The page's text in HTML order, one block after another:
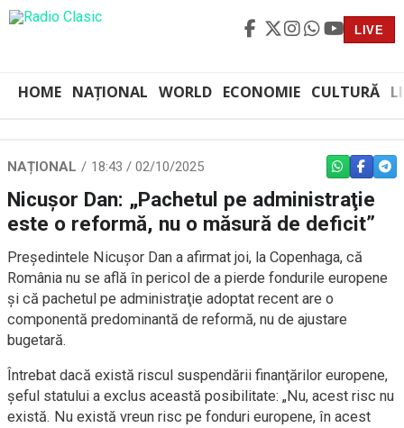
LIVE
HOME NAȚIONAL WORLD ECONOMIE CULTURĂ
NAȚIONAL 18:43 / 02/10/2025 WHATSAPP
Nicuşor Dan: „Pachetul pe administraţie
este o reformă, nu o măsură de deficit”
Preşedintele Nicuşor Dan a afirmat joi, la Copenhaga, că
România nu se află în pericol de a pierde fondurile europene
şi că pachetul pe administraţie adoptat recent are o
componentă predominantă de reformă, nu de ajustare
bugetară.
Întrebat dacă există riscul suspendării finanţărilor europene,
şeful statului a exclus această posibilitate: „Nu, acest risc nu
există. Nu există vreun risc pe fonduri europene, în acest